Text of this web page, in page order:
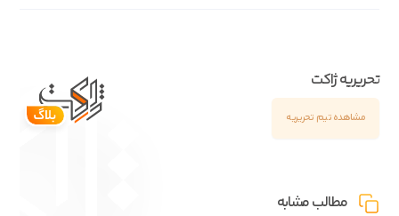
تحریریه ژاکت
مشاهده تیم تحریریه
مطالب مشابه